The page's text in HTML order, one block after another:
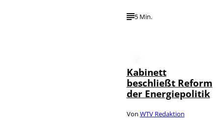
5 Min.
Kabinett
beschließt Reform
der Energiepolitik
Von WTV Redaktion